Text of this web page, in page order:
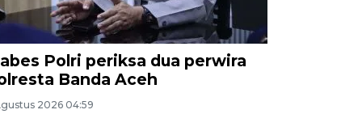
Polri periksa dua perwira
Banda Aceh
2026 04:59